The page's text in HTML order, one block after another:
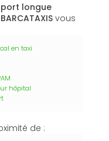
longue
vous
en taxi
hôpital
de :